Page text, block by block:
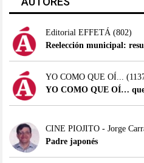
Editorial EFFETÁ (802)
Reelección municipal:
YO COMO QUE OÍ...
YO COMO QUE OÍ…
CINE PIOJITO - Jorge
Padre japonés